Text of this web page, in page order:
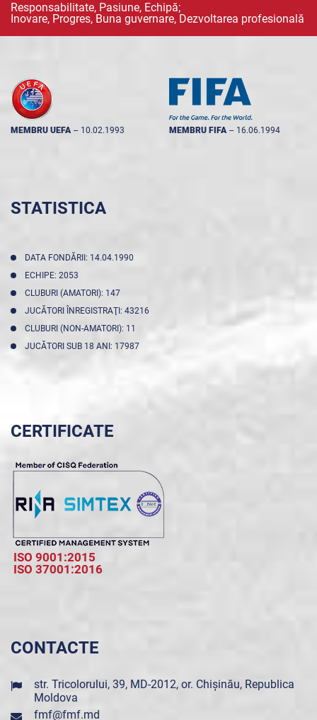
Responsabilitate, Pasiune, Echipă;
Inovare, Progres, Buna guvernare, Dezvoltarea profesională
MEMBRU UEFA -- 10.02.1993 MEMBRU FIFA -- 16.06.1994
STATISTICA
DATA FONDĂRII: 14.04.1990
ECHIPE: 2053
CLUBURI (AMATORI): 147
JUCĂTORI ÎNREGISTRAŢI: 43216
CLUBURI (NON-AMATORI): 11
JUCĂTORI SUB 18 ANI: 17987
CERTIFICATE
ISO 9001:2015
ISO 37001:2016
CONTACTE
str. Tricolorului, 39, MD-2012, or. Chișinău, Republica
Moldova
fmf@fmf.md